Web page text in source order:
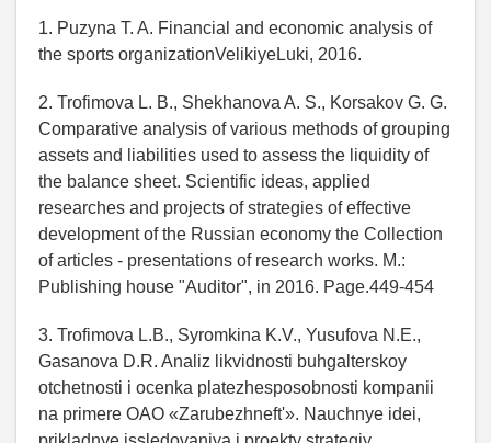
1. Puzyna T. A. Financial and economic analysis of
the sports organizationVelikiyeLuki, 2016.
2. Trofimova L. B., Shekhanova A. S., Korsakov G. G.
Comparative analysis of various methods of grouping
assets and liabilities used to assess the liquidity of
the balance sheet. Scientific ideas, applied
researches and projects of strategies of effective
development of the Russian economy the Collection
of articles - presentations of research works. M.:
Publishing house "Auditor", in 2016. Page.449-454
3. Trofimova L.B., Syromkina K.V., Yusufova N.E.,
Gasanova D.R. Analiz likvidnosti buhgalterskoy
otchetnosti i ocenka platezhesposobnosti kompanii
na primere OAO «Zarubezhneft'». Nauchnye idei,